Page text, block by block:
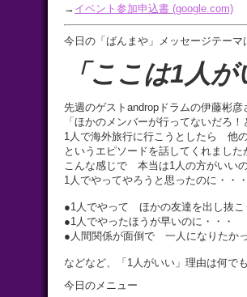
→ イベント参加申込書 (google.com)
今日の「ばんまや」メッセージテーマ
「ここは1人
先週のゲストandropドラムの伊藤彬彦
「ほかのメンバーが行ってないだろ
1人で海外旅行に行こうとしたら 他
というエピソードを話してくれました
こんな感じで 本当は1人の方がいい
1人でやってやろうと思ったのに・
●1人でやって ほかの友達を出し抜こ
●1人でやったほうが早いのに・・・
●人間関係が面倒で 一人になりたか
などなど、「1人がいい」理由は何で
今日のメニュー